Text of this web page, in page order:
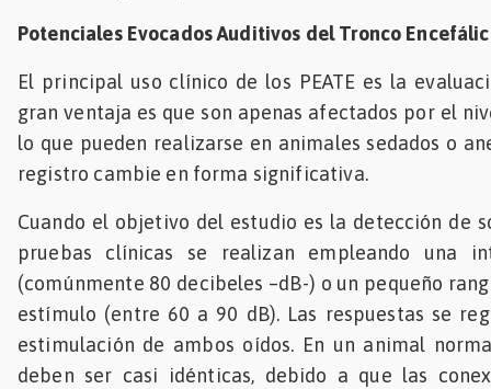
Potenciales Evocados Auditivos del Tronco
El principal uso clínico de los PEATE es la
gran ventaja es que son apenas afectados por el
lo que pueden realizarse en animales sedados o
registro cambie en forma significativa.
Cuando el objetivo del estudio es la detección de
pruebas clínicas se realizan empleando una
(comúnmente 80 decibeles –dB-) o un pequeño
estímulo (entre 60 a 90 dB). Las respuestas se
estimulación de ambos oídos. En un animal
deben ser casi idénticas, debido a que las